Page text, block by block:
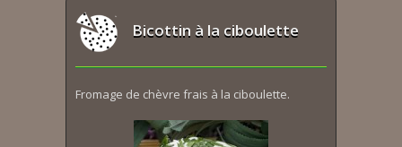
Bicottin à la ciboulette
Fromage de chèvre frais à la ciboulette.